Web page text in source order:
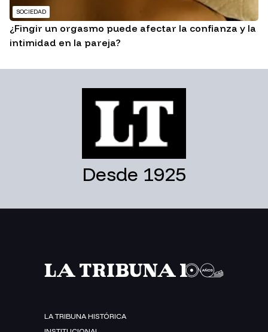
SOCIEDAD
¿Fingir un orgasmo puede afectar la confianza y la
intimidad en la pareja?
Desde 1925
LA TRIBUNA HISTÓRICA